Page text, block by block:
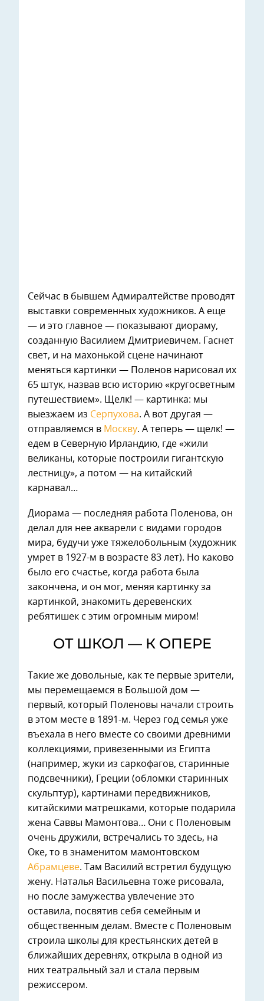
Сейчас в бывшем Адмиралтействе проводят
выставки современных художников. А еще
— и это главное — показывают диораму,
созданную Василием Дмитриевичем. Гаснет
свет, и на махонькой сцене начинают
меняться картинки — Поленов нарисовал их
65 штук, назвав всю историю «кругосветным
путешествием». Щелк! — картинка: мы
выезжаем из Серпухова. А вот другая —
отправляемся в Москву. А теперь — щелк! —
едем в Северную Ирландию, где «жили
великаны, которые построили гигантскую
лестницу», а потом — на китайский
карнавал…
Диорама — последняя работа Поленова, он
делал для нее акварели с видами городов
мира, будучи уже тяжелобольным (художник
умрет в 1927-м в возрасте 83 лет). Но каково
было его счастье, когда работа была
закончена, и он мог, меняя картинку за
картинкой, знакомить деревенских
ребятишек с этим огромным миром!
ОТ ШКОЛ — К ОПЕРЕ
Такие же довольные, как те первые зрители,
мы перемещаемся в Большой дом —
первый, который Поленовы начали строить
в этом месте в 1891-м. Через год семья уже
въехала в него вместе со своими древними
коллекциями, привезенными из Египта
(например, жуки из саркофагов, старинные
подсвечники), Греции (обломки старинных
скульптур), картинами передвижников,
китайскими матрешками, которые подарила
жена Саввы Мамонтова… Они с Поленовым
очень дружили, встречались то здесь, на
Оке, то в знаменитом мамонтовском
Абрамцеве. Там Василий встретил будущую
жену. Наталья Васильевна тоже рисовала,
но после замужества увлечение это
оставила, посвятив себя семейным и
общественным делам. Вместе с Поленовым
строила школы для крестьянских детей в
ближайших деревнях, открыла в одной из
них театральный зал и стала первым
режиссером.